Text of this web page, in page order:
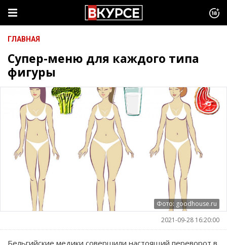
ГЛАВНАЯ
Супер-меню для каждого типа
фигуры
Фото: goodhouse.ru
2021-09-28 16:20:00